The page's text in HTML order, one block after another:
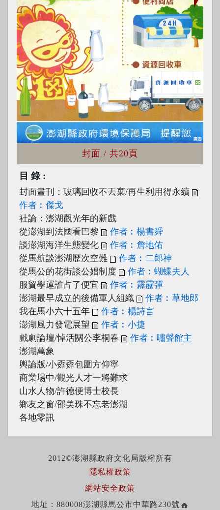
封面 / 共20頁
目錄
封面畫刊：玻璃回收不丟棄/再生利用得永續
作者︰傑戈
社論：澎湖觀光年的新戲
從澎湖到法國看巴黎
作者︰楊書舜
談澎湖海洋生態變化
作者︰詹地佑
從馬航談澎湖歷次空難
作者︰二郎神
從馬公的花街談公娼制度
作者︰蝴蝶夫人
服貿學運誰占了便宜
作者︰霹靂彈
澎湖最早成立的後備軍人組織
作者︰草地郎
我在馬小六十五年
作者︰楊詩言
澎湖風力發電展望
作者︰小捷
戲劇論壇/悼活關公李桐春
作者︰嘯聲館主
澎湖萬象
輿論版/小孬孬包圍方仰寧
商業場中/觀光人才一將難求
山水人物/許德便博士校長
鄉友之窗/邵美珠不忘老澎湖
各地零訊
2012©澎湖縣政府文化局版權所有
隱私權政策
網站安全政策
地址：880008澎湖縣馬公市中華路230號